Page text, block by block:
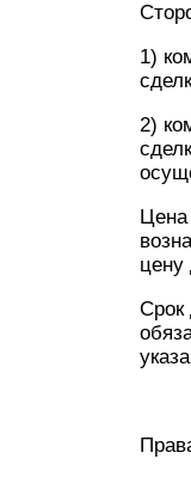
1)
2)
Цена
цену
Срок